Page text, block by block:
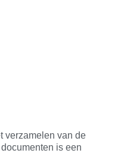
verzamelen van de
is een